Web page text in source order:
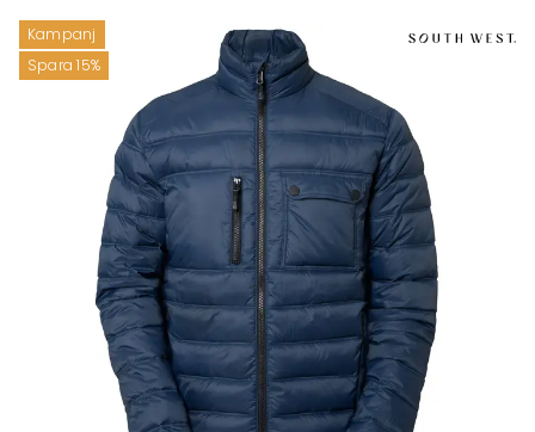
Kampanj
Spara 15%